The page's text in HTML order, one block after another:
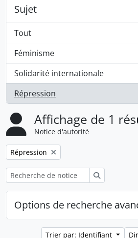
Sujet
Tout
Féminisme
, 1 résultats
Solidarité internationale
, 1 résultats
Répression
, 1 résultats
Affichage de 1
Notice d'autorité
Remove filter:
Répression
Options de recherche
Trier par: Identifiant